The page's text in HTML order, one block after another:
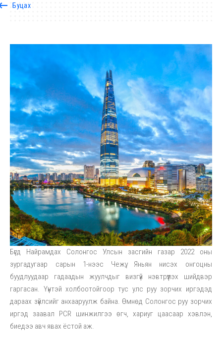
Буцах
Бүгд Найрамдах Солонгос Улсын засгийн газар 2022 оны
зургадугаар сарын 1-нээс Чежү, Яньян нисэх онгоцны
буудлуудаар гадаадын жуулчдыг визгүй нэвтрүүлэх шийдвэр
гаргасан. Үүнтэй холбоотойгоор тус улс руу зорчих иргэдэд
дараах зүйлсийг анхааруулж байна. Өмнөд Солонгос руу зорчих
иргэд заавал PCR шинжилгээ өгч, хариуг цаасаар хэвлэн,
биедээ авч явах ёстой аж.